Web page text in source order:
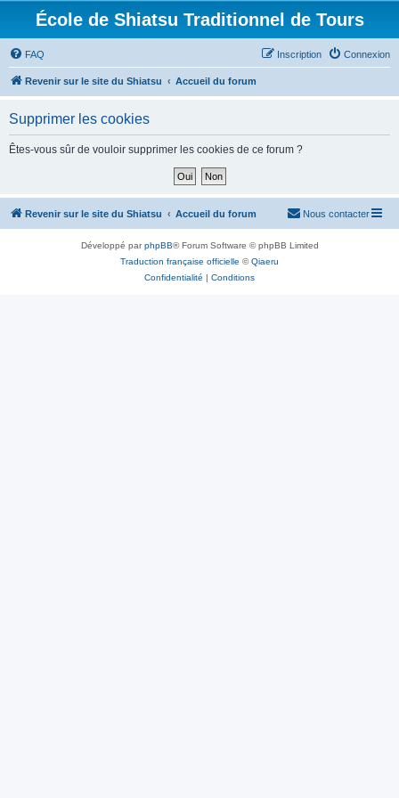
École de Shiatsu Traditionnel de Tours
FAQ Connexion
Inscription
Revenir sur le site du Shiatsu Accueil du forum
Supprimer les cookies
Êtes-vous sûr de vouloir supprimer les cookies de ce forum ?
Revenir sur le site du Shiatsu Accueil du forum Nous contacter
Développé parphpBB® Forum Software © phpBB Limited
Traduction française officielle ©Qiaeru
Confidentialité | Conditions